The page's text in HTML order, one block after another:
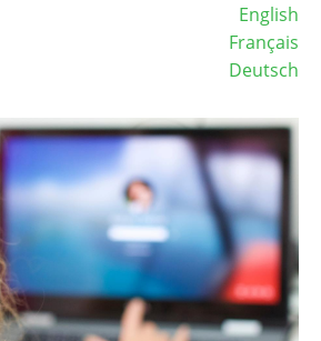
English
Français
Deutsch